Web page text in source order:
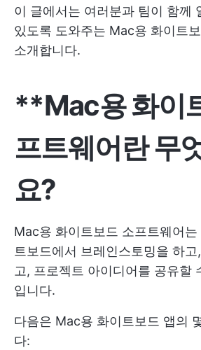
이 글에서는 여러분과 팀이 함께
있도록 도와주는 Mac용 화이트
소개합니다.
**Mac용 화이
프트웨어란 무
요?
Mac용 화이트보드 소프트웨어는
트보드에서 브레인스토밍을 하
고, 프로젝트 아이디어를 공유할
입니다.
다음은 Mac용 화이트보드 앱의
다: